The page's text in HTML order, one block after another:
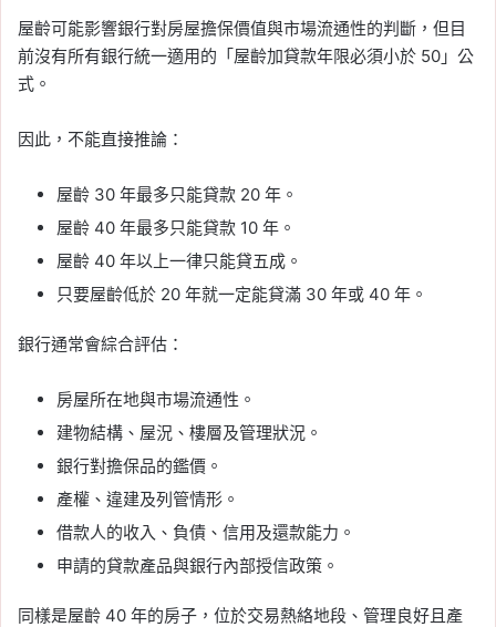
屋齡可能影響銀行對房屋擔保價值與市場流通性的判斷，但目
前沒有所有銀行統一適用的「屋齡加貸款年限必須小於 50」公
式。
因此，不能直接推論：
屋齡 30 年最多只能貸款 20 年。
屋齡 40 年最多只能貸款 10 年。
屋齡 40 年以上一律只能貸五成。
只要屋齡低於 20 年就一定能貸滿 30 年或 40 年。
銀行通常會綜合評估：
房屋所在地與市場流通性。
建物結構、屋況、樓層及管理狀況。
銀行對擔保品的鑑價。
產權、違建及列管情形。
借款人的收入、負債、信用及還款能力。
申請的貸款產品與銀行內部授信政策。
同樣是屋齡 40 年的房子，位於交易熱絡地段、管理良好且產